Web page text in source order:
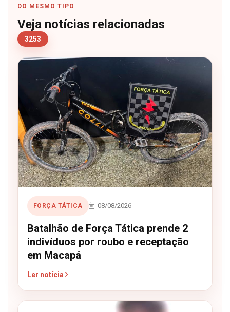
DO MESMO TIPO
Veja notícias relacionadas
3253
FORÇA TÁTICA 08/08/2026
Batalhão de Força Tática prende 2
indivíduos por roubo e receptação
em Macapá
Ler notícia